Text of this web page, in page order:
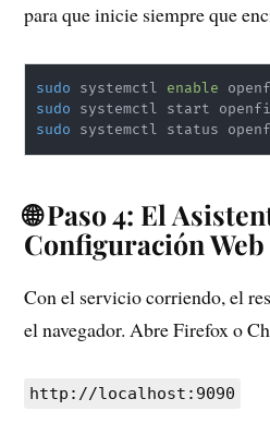
para que inicie siempre que
sudo systemctl enable
sudo
sudo systemctl status
🌐 Paso 4: El
Configuración Web
Con el servicio corriendo, el
el navegador. Abre Firefox o
http://localhost:9090